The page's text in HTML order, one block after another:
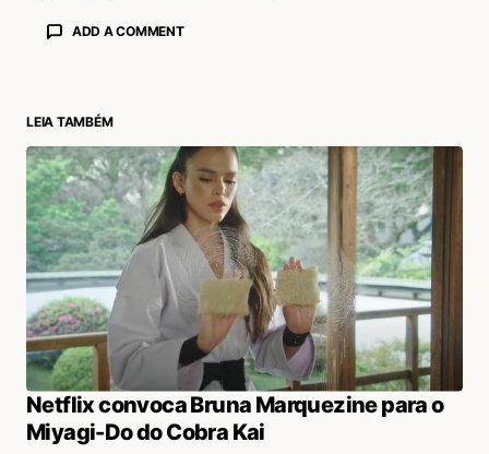
ADD A COMMENT
LEIA TAMBÉM
Netflix convoca Bruna Marquezine para o
Miyagi-Do do Cobra Kai